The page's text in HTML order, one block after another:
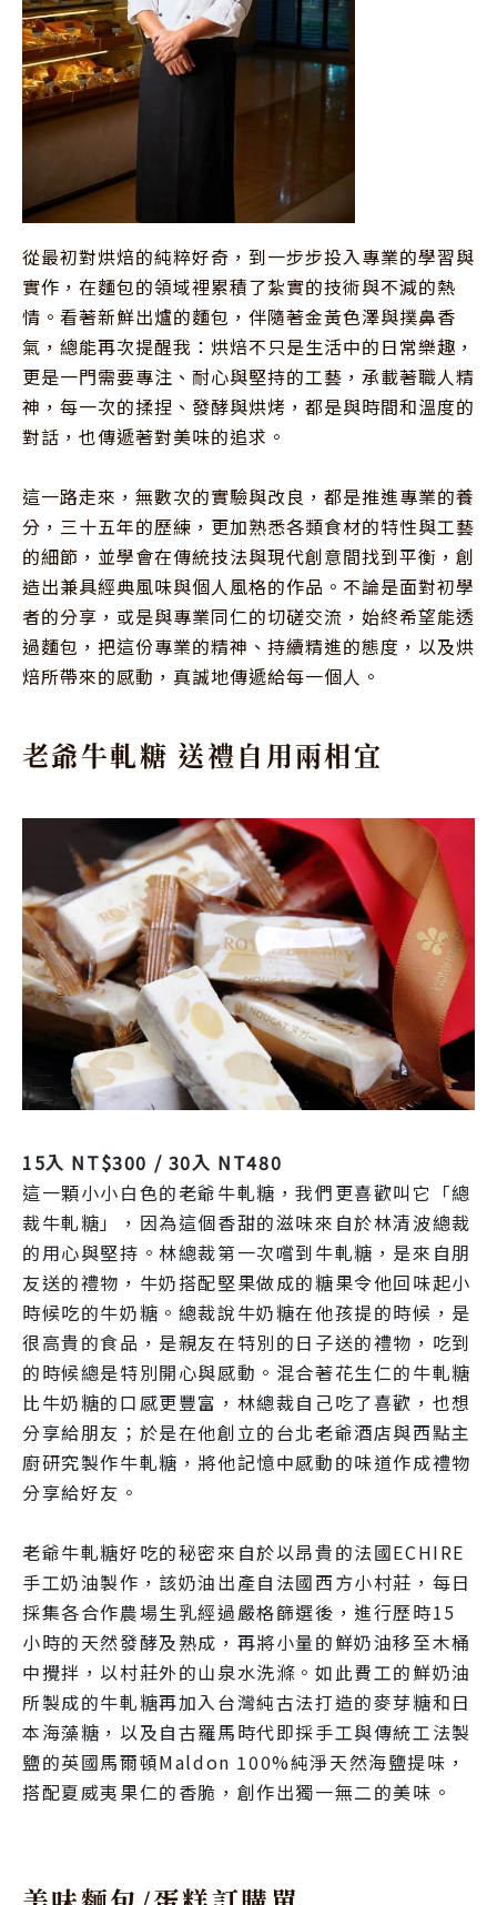
從最初對烘焙的純粹好奇，到一步步投入專業的學習與
實作，在麵包的領域裡累積了紮實的技術與不減的熱
情。看著新鮮出爐的麵包，伴隨著金黃色澤與撲鼻香
氣，總能再次提醒我：烘焙不只是生活中的日常樂趣，
更是一門需要專注、耐心與堅持的工藝，承載著職人精
神，每一次的揉捏、發酵與烘烤，都是與時間和溫度的
對話，也傳遞著對美味的追求。
這一路走來，無數次的實驗與改良，都是推進專業的養
分，三十五年的歷練，更加熟悉各類食材的特性與工藝
的細節，並學會在傳統技法與現代創意間找到平衡，創
造出兼具經典風味與個人風格的作品。不論是面對初學
者的分享，或是與專業同仁的切磋交流，始終希望能透
過麵包，把這份專業的精神、持續精進的態度，以及烘
老爺牛軋糖 送禮自用兩相宜
15入 NT$300 / 30入 NT480
這一顆小小白色的老爺牛軋糖，我們更喜歡叫它「總
裁牛軋糖」，因為這個香甜的滋味來自於林清波總裁
的用心與堅持。林總裁第一次嚐到牛軋糖，是來自朋
友送的禮物，牛奶搭配堅果做成的糖果令他回味起小
時候吃的牛奶糖。總裁說牛奶糖在他孩提的時候，是
很高貴的食品，是親友在特別的日子送的禮物，吃到
的時候總是特別開心與感動。混合著花生仁的牛軋糖
比牛奶糖的口感更豐富，林總裁自己吃了喜歡，也想
分享給朋友；於是在他創立的台北老爺酒店與西點主
廚研究製作牛軋糖，將他記憶中感動的味道作成禮物
分享給好友。
老爺牛軋糖好吃的秘密來自於以昂貴的法國ECHIRE
手工奶油製作，該奶油出產自法國西方小村莊，每日
採集各合作農場生乳經過嚴格篩選後，進行歷時15
小時的天然發酵及熟成，再將小量的鮮奶油移至木桶
中攪拌，以村莊外的山泉水洗滌。如此費工的鮮奶油
所製成的牛軋糖再加入台灣純古法打造的麥芽糖和日
本海藻糖，以及自古羅馬時代即採手工與傳統工法製
鹽的英國馬爾頓Maldon 100%純淨天然海鹽提味，
搭配夏威夷果仁的香脆，創作出獨一無二的美味。